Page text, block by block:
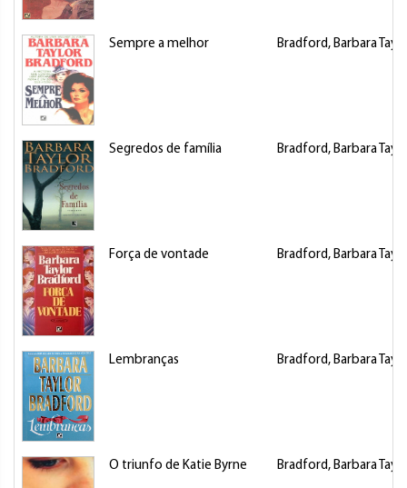
Sempre a melhor Bradford, Barbara
Segredos de família Bradford, Barbara
Força de vontade Bradford, Barbara
Lembranças Bradford, Barbara
O triunfo de Katie Byrne Bradford, Barbara